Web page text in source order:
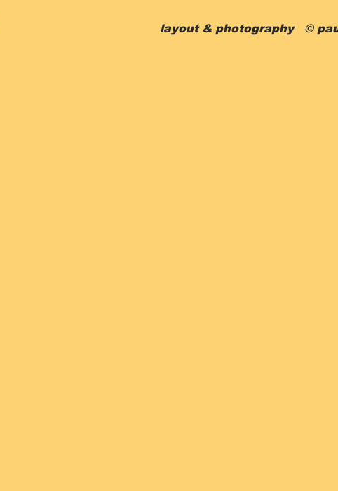
layout & photography ©